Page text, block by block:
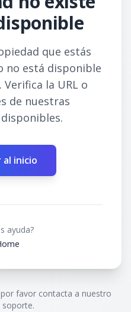
que estás
no está disponible
la URL o
de nuestras
al inicio
ayuda?
favor contacta a nuestro
soporte.